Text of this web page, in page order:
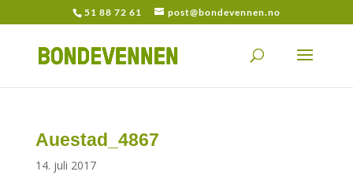
51 88 72 61 post@bondevennen.no
Auestad_4867
14. juli 2017